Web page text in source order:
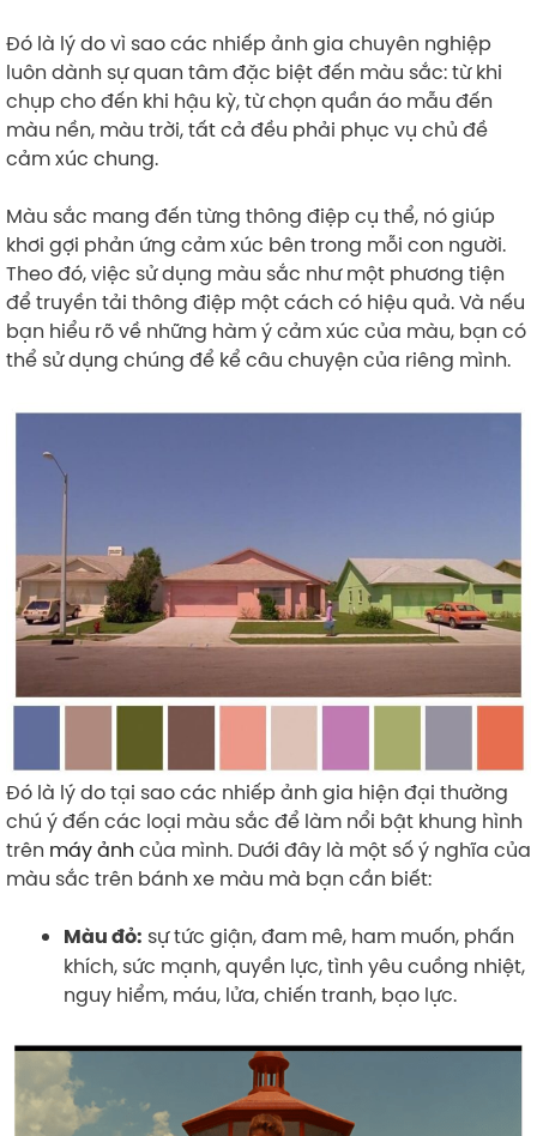
Đó là lý do vì sao các nhiếp ảnh gia chuyên nghiệp
luôn dành sự quan tâm đặc biệt đến màu sắc: từ khi
chụp cho đến khi hậu kỳ, từ chọn quần áo mẫu đến
màu nền, màu trời, tất cả đều phải phục vụ chủ đề
cảm xúc chung.
Màu sắc mang đến từng thông điệp cụ thể, nó giúp
khơi gợi phản ứng cảm xúc bên trong mỗi con người.
Theo đó, việc sử dụng màu sắc như một phương tiện
để truyền tải thông điệp một cách có hiệu quả. Và nếu
bạn hiểu rõ về những hàm ý cảm xúc của màu, bạn có
thể sử dụng chúng để kể câu chuyện của riêng mình.
Đó là lý do tại sao các nhiếp ảnh gia hiện đại thường
chú ý đến các loại màu sắc để làm nổi bật khung hình
trên máy ảnh của mình. Dưới đây là một số ý nghĩa của
màu sắc trên bánh xe màu mà bạn cần biết:
Màu đỏ: sự tức giận, đam mê, ham muốn, phấn
khích, sức mạnh, quyền lực, tình yêu cuồng nhiệt,
nguy hiểm, máu, lửa, chiến tranh, bạo lực.